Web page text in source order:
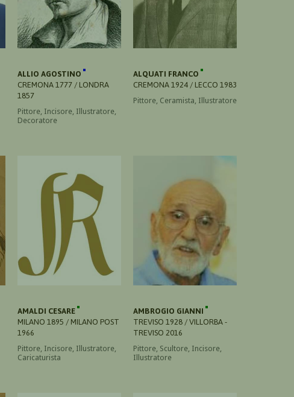
ALLIO AGOSTINO
CREMONA 1777 / LONDRA
1857
Pittore, Incisore, Illustratore,
Decoratore
ALQUATI FRANCO
CREMONA 1924 / LECCO 1983
Pittore, Ceramista, Illustratore
AMALDI CESARE
MILANO 1895 / MILANO POST
1966
Pittore, Incisore, Illustratore,
Caricaturista
AMBROGIO GIANNI
TREVISO 1928 / VILLORBA -
TREVISO 2016
Pittore, Scultore, Incisore,
Illustratore